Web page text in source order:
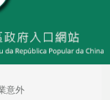
意外